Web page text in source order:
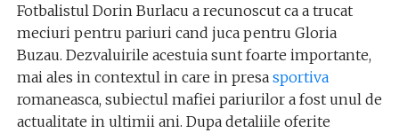
Fotbalistul Dorin Burlacu a recunoscut ca a trucat
meciuri pentru pariuri cand juca pentru Gloria
Buzau. Dezvaluirile acestuia sunt foarte importante,
mai ales in contextul in care in presa sportiva
romaneasca, subiectul mafiei pariurilor a fost unul de
actualitate in ultimii ani. Dupa detaliile oferite